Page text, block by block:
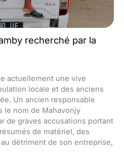
recherché par la
actuellement une vive
locale et des anciens
Un ancien responsable
le nom de Mahavonjy
de graves accusations portant
de matériel, des
détriment de son entreprise,